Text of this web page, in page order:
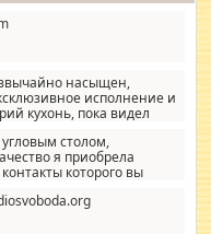
насыщен,
исполнение и
кухонь, пока видел
и что главное -
наворотов удорожающих
угловым столом,
я приобрела
которого вы